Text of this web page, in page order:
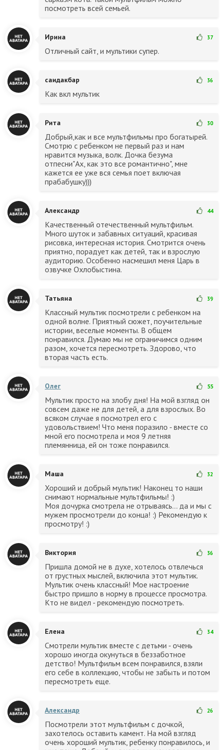
посмотреть всей семьей.
Ирина 37
Отличный сайт, и мультики супер.
саидакбар 36
Как вкл мультик
Рита 30
Добрый,как и все мультфильмы про богатырей.
Смотрю с ребенком не первый раз и нам
нравится музыка, волк. Дочка безума
отпесни"Ах, как это все романтично", мне
кажется ее уже вся семья поет включая
прабабушку)))
Александр 44
Качественный отечественный мультфильм.
Много шуток и забавных ситуаций, красивая
рисовка, интересная история. Смотрится очень
приятно, порадует как детей, так и взрослую
аудиторию. Особенно насмешил меня Царь в
озвучке Охлобыстина.
Татьяна 39
Классный мультик посмотрели с ребенком на
одной волне. Приятный сюжет, поучительные
истории, веселые моменты. В общем
понравился. Думаю мы не ограничимся одним
разом, хочется пересмотреть. Здорово, что
вторая часть есть.
Олег 55
Мультик просто на злобу дня! На мой взгляд он
совсем даже не для детей, а для взрослых. Во
всяком случае я посмотрел его с
удовольствием! Что меня поразило - вместе со
мной его посмотрела и моя 9 летняя
племянница, ей он тоже понравился.
Маша 32
Хороший и добрый мультик! Наконец то наши
снимают нормальные мультфильмы! :)
Моя дочурка смотрела не отрываясь... да и мы с
мужем просмотрели до конца! :) Рекомендую к
просмотру! :)
Виктория 36
Пришла домой не в духе, хотелось отвлечься
от грустных мыслей, включила этот мультик.
Мультик очень классный! Мое настроение
быстро пришло в норму в процессе просмотра.
Кто не видел - рекомендую посмотреть.
Елена 34
Смотрели мультик вместе с детьми - очень
хорошо иногда окунуться в беззаботное
детство! Мультфильм всем понравился, взяли
его себе в коллекцию, чтобы не забыть и потом
пересмотреть еще.
Александр 26
Посмотрели этот мультфильм с дочкой,
захотелось оставить камент. На мой взгляд
очень хороший мультик, ребенку понравилось, и